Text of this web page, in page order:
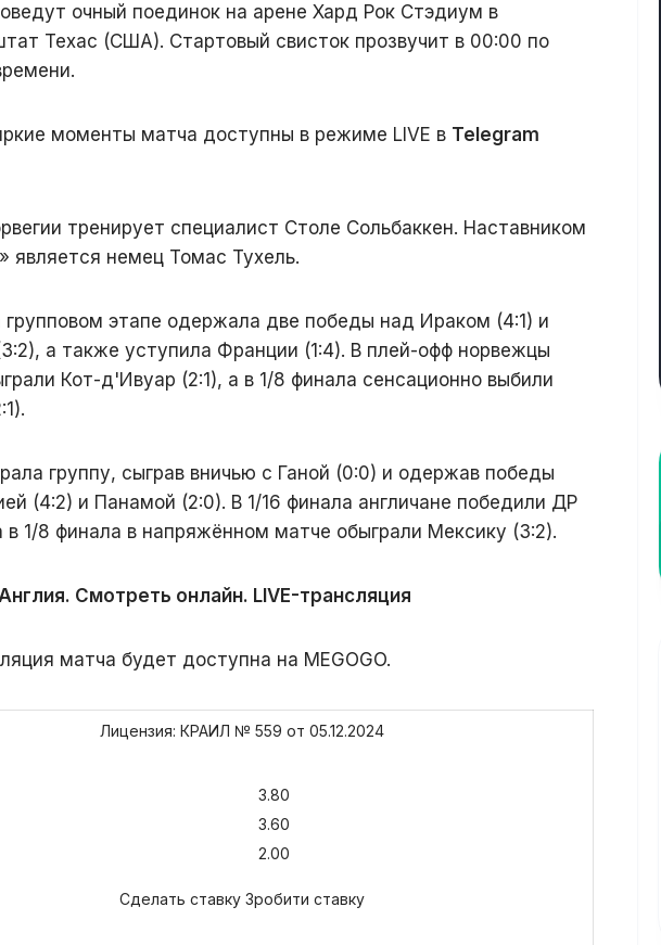
очный поединок на арене Хард Рок Стэдиум в
Техас (США). Стартовый свисток прозвучит в 00:00 по
моменты матча доступны в режиме LIVE в Telegram
тренирует специалист Столе Сольбаккен. Наставником
является немец Томас Тухель.
групповом этапе одержала две победы над Ираком (4:1) и
а также уступила Франции (1:4). В плей-офф норвежцы
Кот-д'Ивуар (2:1), а в 1/8 финала сенсационно выбили
группу, сыграв вничью с Ганой (0:0) и одержав победы
(4:2) и Панамой (2:0). В 1/16 финала англичане победили ДР
в 1/8 финала в напряжённом матче обыграли Мексику (3:2).
Смотреть онлайн. LIVE-трансляция
матча будет доступна на MEGOGO.
Лицензия: КРАИЛ № 559 от 05.12.2024
3.80
3.60
2.00
Сделать ставку Зробити ставку